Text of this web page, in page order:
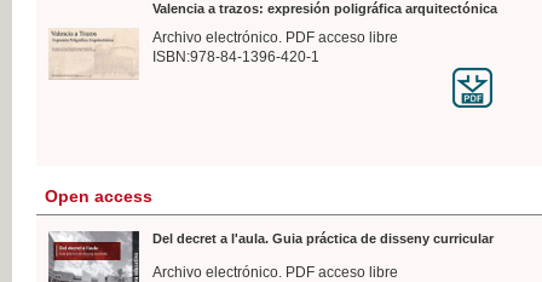
Valencia a trazos: expresión poligráfica arquitectónica
Archivo electrónico. PDF acceso libre
ISBN:978-84-1396-420-1
Open access
Del decret a l'aula. Guia práctica de disseny curricular
Archivo electrónico. PDF acceso libre